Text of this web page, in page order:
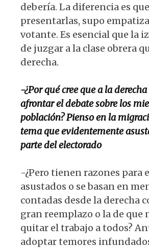
debería. La diferencia es
presentarlas, supo
votante. Es esencial que la
de juzgar a la clase obrera
derecha.
-¿Por qué cree que a la
afrontar el debate sobre los
población? Pienso en la
tema que evidentemente
parte del electorado
-¿Pero tienen razones para
asustados o se basan en
contadas desde la derecha
gran reemplazo o la de que
quitar el trabajo a todos?
adoptar temores